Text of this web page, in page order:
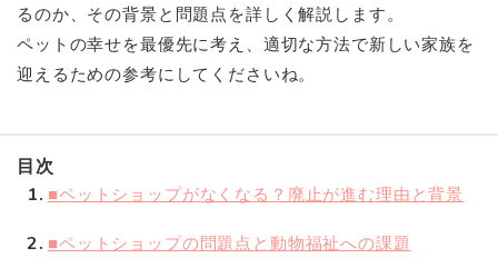
るのか、その背景と問題点を詳しく解説します。
ペットの幸せを最優先に考え、適切な方法で新しい家族を
迎えるための参考にしてくださいね。
目次
1 ■ペットショップがなくなる？廃止が進む理由と背景
2 ■ペットショップの問題点と動物福祉への課題